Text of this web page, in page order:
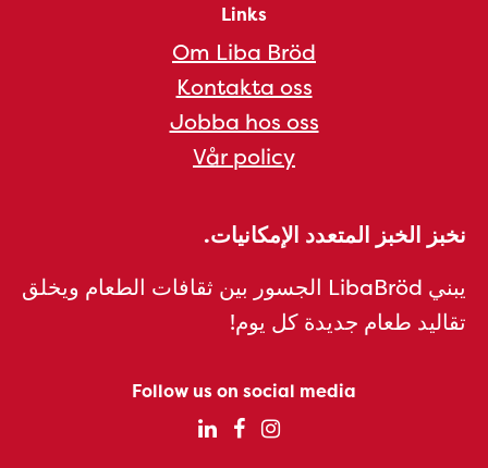
Links
Om Liba Bröd
Kontakta oss
Jobba hos oss
Vår policy
نخبز الخبز المتعدد الإمكانيات.
يبني LibaBröd الجسور بين ثقافات الطعام ويخلق
تقاليد طعام جديدة كل يوم!
Follow us on social media